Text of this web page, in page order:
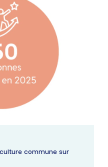
culture commune sur